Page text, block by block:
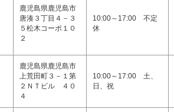
鹿児島県鹿児島市
唐湊３丁目４－３
５松木コーポ１０
２
10:00～17:00 不定
休
鹿児島県鹿児島市
上荒田町３－１第
２ＮＴビル ４０
４
10:00～17:00 土、
日、祝